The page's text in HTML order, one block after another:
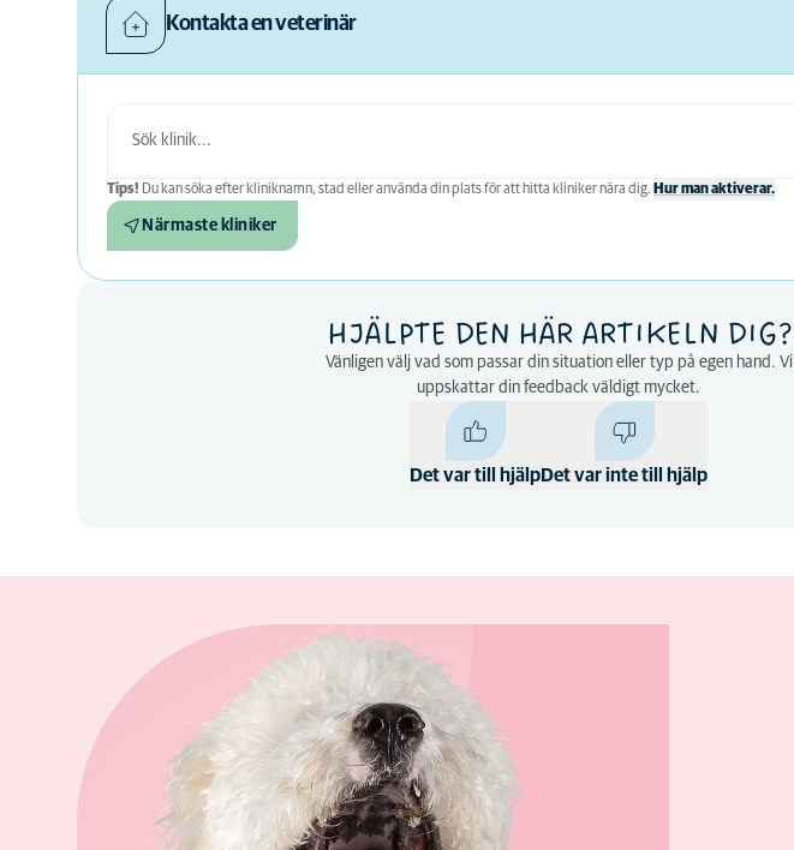
Kontakta en veterinär
Tips! Du kan söka efter kliniknamn, stad eller använda din plats för att hitta kliniker nära dig. Hur man aktiverar.
Närmaste kliniker
HJÄLPTE DEN HÄR ARTIKELN DIG?
Vänligen välj vad som passar din situation eller typ på egen hand. Vi
uppskattar din feedback väldigt mycket.
Det var till hjälpDet var inte till hjälp